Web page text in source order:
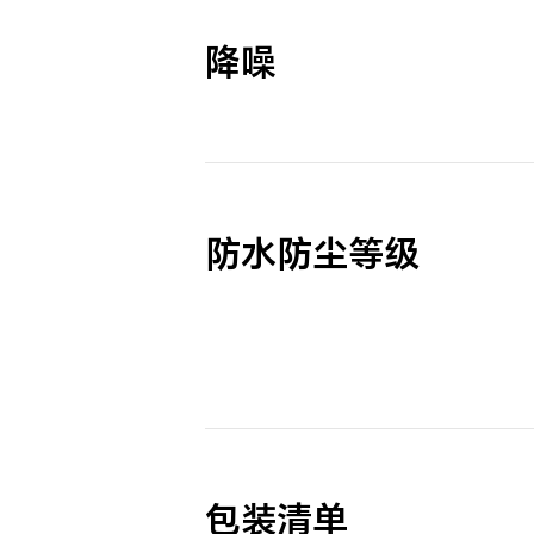
降噪
防水防尘等级
包装清单